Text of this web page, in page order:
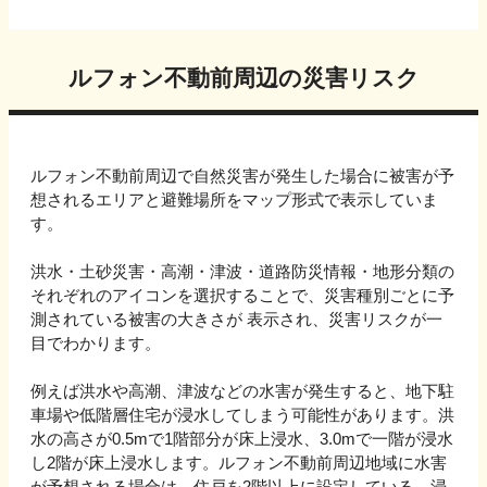
ルフォン不動前周辺の災害リスク
ルフォン不動前周辺で自然災害が発生した場合に被害が予
想されるエリアと避難場所をマップ形式で表示していま
す。
洪水・土砂災害・高潮・津波・道路防災情報・地形分類の
それぞれのアイコンを選択することで、災害種別ごとに予
測されている被害の大きさが 表示され、災害リスクが一
目でわかります。
例えば洪水や高潮、津波などの水害が発生すると、地下駐
車場や低階層住宅が浸水してしまう可能性があります。洪
水の高さが0.5mで1階部分が床上浸水、3.0mで一階が浸水
し2階が床上浸水します。
ルフォン不動前周辺地域に水害